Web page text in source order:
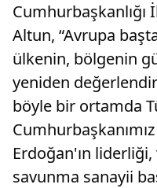
Cumhurbaşkanlığı
Altun, “Avrupa
ülkenin, bölgenin
yeniden
böyle bir ortamda
Erdoğan'ın
savunma sanayii